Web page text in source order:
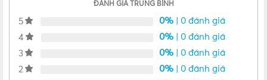
Màu sắc: Trắng
Xuất xứ: Việt Nam
Đặc điểm nổi bật của Co nối FPA0325C
ĐÁNH GIÁ TRUNG BÌNH
5 0% | 0 đánh giá
4
0% | 0 đánh giá
3
0% | 0 đánh giá
2
0% | 0 đánh giá